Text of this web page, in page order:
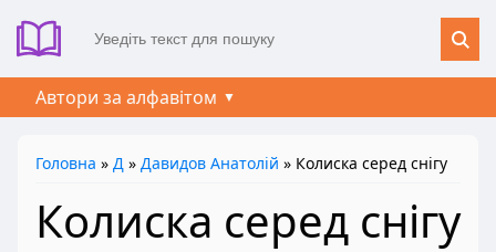
Автори за алфавітом
Головна » Д » Давидов Анатолій » Колиска серед снігу
Колиска серед снігу